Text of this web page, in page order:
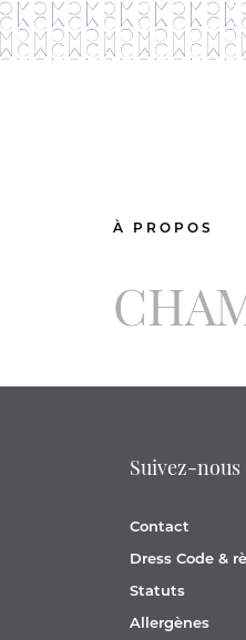
À PROPOS
Suivez-nous
Contact
Dress Code &
Statuts
Allergènes